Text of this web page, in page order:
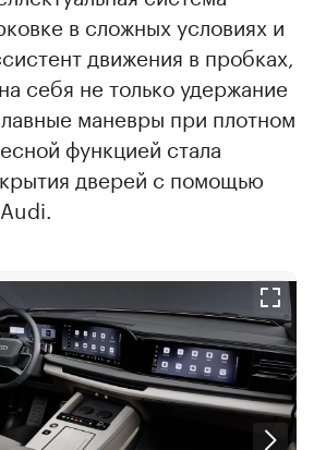
в сложных условиях и
движения в пробках,
себя не только удержание
маневры при плотном
функцией стала
дверей с помощью